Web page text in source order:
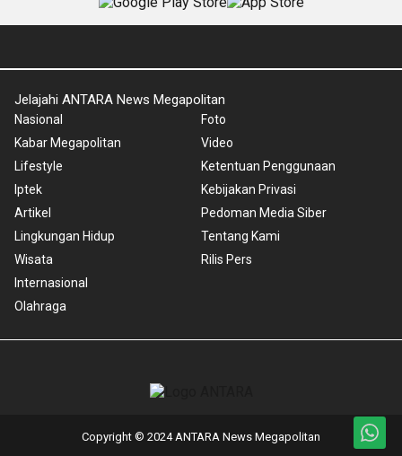
Jelajahi ANTARA News Megapolitan
Nasional
Kabar Megapolitan
Lifestyle
Iptek
Artikel
Lingkungan Hidup
Wisata
Internasional
Olahraga
Foto
Video
Ketentuan Penggunaan
Kebijakan Privasi
Pedoman Media Siber
Tentang Kami
Rilis Pers
Copyright © 2024 ANTARA News Megapolitan